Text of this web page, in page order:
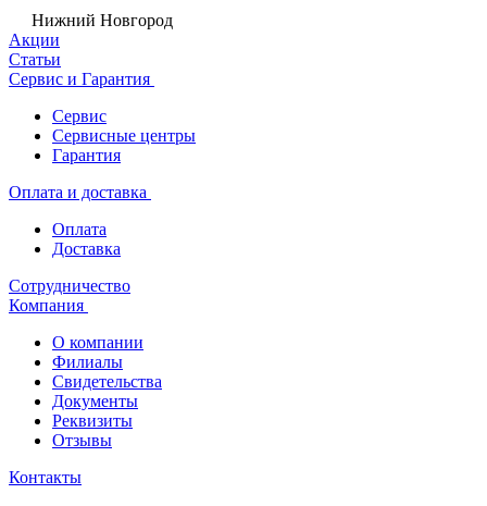
Нижний Новгород
Акции
Статьи
Сервис и Гарантия
Сервис
Сервисные центры
Гарантия
Оплата и доставка
Оплата
Доставка
Сотрудничество
Компания
О компании
Филиалы
Свидетельства
Документы
Реквизиты
Отзывы
Контакты